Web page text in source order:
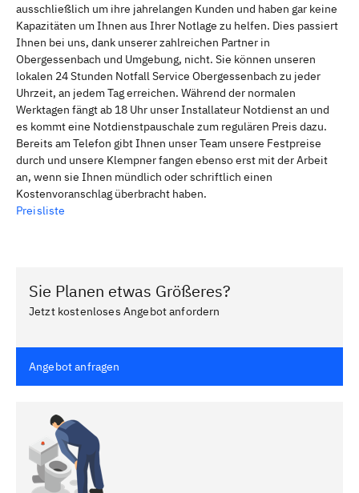
ausschließlich um ihre jahrelangen Kunden und haben gar keine
Kapazitäten um Ihnen aus Ihrer Notlage zu helfen. Dies passiert
Ihnen bei uns, dank unserer zahlreichen Partner in
Obergessenbach und Umgebung, nicht. Sie können unseren
lokalen 24 Stunden Notfall Service Obergessenbach zu jeder
Uhrzeit, an jedem Tag erreichen. Während der normalen
Werktagen fängt ab 18 Uhr unser Installateur Notdienst an und
es kommt eine Notdienstpauschale zum regulären Preis dazu.
Bereits am Telefon gibt Ihnen unser Team unsere Festpreise
durch und unsere Klempner fangen ebenso erst mit der Arbeit
an, wenn sie Ihnen mündlich oder schriftlich einen
Kostenvoranschlag überbracht haben.
Preisliste
Sie Planen etwas Größeres?
Jetzt kostenloses Angebot anfordern
Angebot anfragen